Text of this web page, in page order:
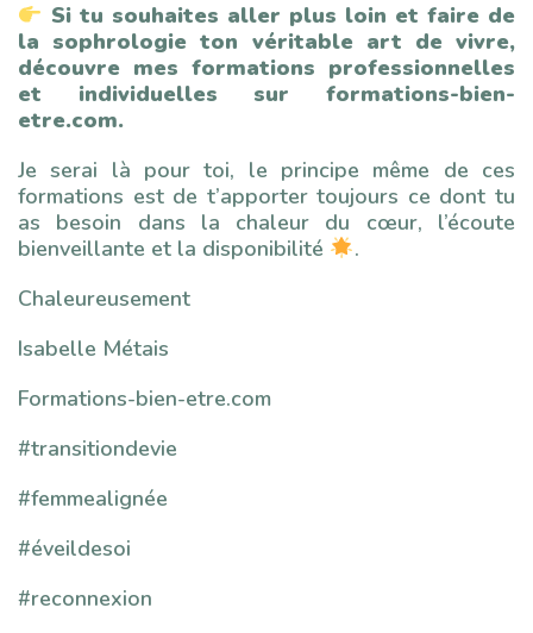
Si tu souhaites aller plus loin et faire de
la sophrologie ton véritable art de vivre,
découvre mes formations professionnelles
et individuelles sur formations-bien-
etre.com.
Je serai là pour toi, le principe même de ces
formations est de t’apporter toujours ce dont tu
as besoin dans la chaleur du cœur, l’écoute
bienveillante et la disponibilité
.
Chaleureusement
Isabelle Métais
Formations-bien-etre.com
#transitiondevie
#femmealignée
#éveildesoi
#reconnexion